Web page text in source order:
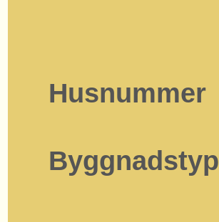
Husnummer
Byggnadstyp